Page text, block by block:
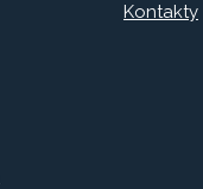
Kontakty